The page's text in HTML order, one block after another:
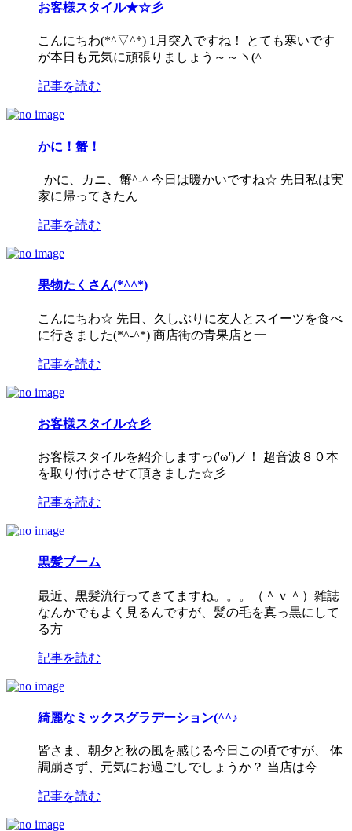
お客様スタイル★☆彡
こんにちわ(*^▽^*) 1月突入ですね！ とても寒いです
が本日も元気に頑張りましょう～～ヽ(^
記事を読む
かに！蟹！
かに、カニ、蟹^-^ 今日は暖かいですね☆ 先日私は実
家に帰ってきたん
記事を読む
果物たくさん(*^^*)
こんにちわ☆ 先日、久しぶりに友人とスイーツを食べ
に行きました(*^-^*) 商店街の青果店と一
記事を読む
お客様スタイル☆彡
お客様スタイルを紹介しますっ('ω')ノ！ 超音波８０本
を取り付けさせて頂きました☆彡
記事を読む
黒髪ブーム
最近、黒髪流行ってきてますね。。。（＾ｖ＾）雑誌
なんかでもよく見るんですが、髪の毛を真っ黒にして
る方
記事を読む
綺麗なミックスグラデーション(^^♪
皆さま、朝夕と秋の風を感じる今日この頃ですが、 体
調崩さず、元気にお過ごしでしょうか？ 当店は今
記事を読む